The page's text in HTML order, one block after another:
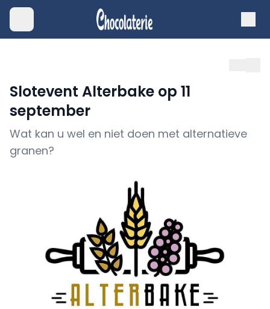
Slotevent Alterbake op 11
september
Wat kan u wel en niet doen met alternatieve
granen?